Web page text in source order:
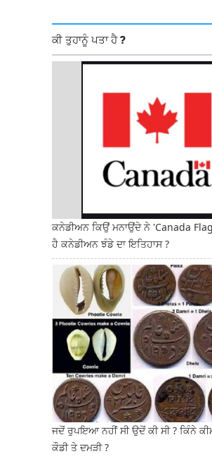
ਕੀ ਤੁਹਾਨੂੰ ਪਤਾ ਹੈ ?
ਕਨੇਡੀਅਨ ਕਿਉਂ ਮਨਾਉਂਦੇ ਨੇ 'Canada
ਹੈ ਕਨੇਡੀਅਨ ਝੰਡੇ ਦਾ ਇਤਿਹਾਸ ?
ਜਦੋਂ ਰੁਪਇਆ ਨਹੀਂ ਸੀ ਉਦੋਂ ਕੀ ਸੀ ? ਕਿੰਨੇ
ਕੌਡੀ ਤੇ ਦਮੜੀ ?